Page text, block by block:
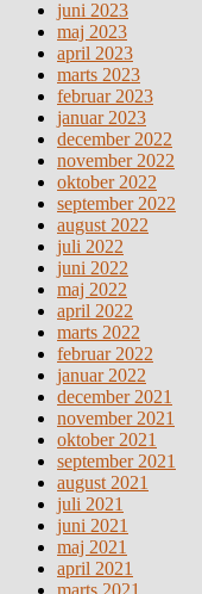
juni 2023
maj 2023
april 2023
marts 2023
februar 2023
januar 2023
december 2022
november 2022
oktober 2022
september 2022
august 2022
juli 2022
juni 2022
maj 2022
april 2022
marts 2022
februar 2022
januar 2022
december 2021
november 2021
oktober 2021
september 2021
august 2021
juli 2021
juni 2021
maj 2021
april 2021
marts 2021